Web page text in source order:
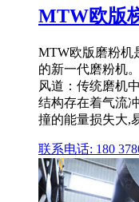
MTW欧版
MTW欧版磨粉机
的新一代磨粉机
风道：传统磨机
结构存在着气流
撞的能量损失大,
联系电话: 180